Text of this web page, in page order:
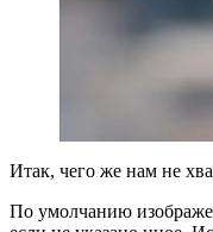
Итак, чего же нам не
По умолчанию